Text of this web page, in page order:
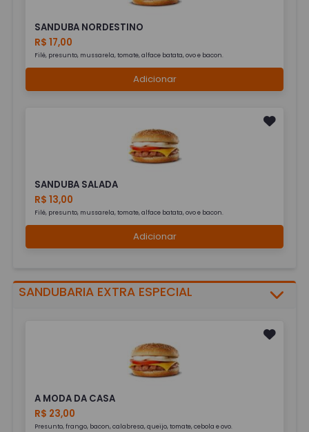
SANDUBA NORDESTINO
R$ 17,00
Filé, presunto, mussarela, tomate, alface batata, ovo e bacon.
Adicionar
SANDUBA SALADA
R$ 13,00
Filé, presunto, mussarela, tomate, alface batata, ovo e bacon.
Adicionar
SANDUBARIA EXTRA ESPECIAL
A MODA DA CASA
R$ 23,00
Presunto, frango, bacon, calabresa, queijo, tomate, cebola e ovo.